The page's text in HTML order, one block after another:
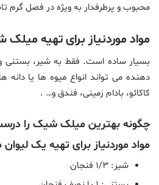
محبوب و پرطرفدار به ویژه در فصل گرم
مواد موردنیاز برای تهیه
بسیار ساده است. فقط به شیر، بستنی
دهنده می تواند انواع میوه ها یا دانه
کاکائو، بادام زمینی، فندق و… .
چگونه بهترین میلک شیک را
مواد موردنیاز برای تهیه یک
شیر: ۱/۳ فنجان